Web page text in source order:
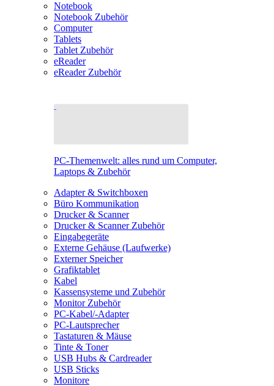
Notebook
Notebook Zubehör
Computer
Tablets
Tablet Zubehör
eReader
eReader Zubehör
PC-Themenwelt: alles rund um Computer,
Laptops & Zubehör
Adapter & Switchboxen
Büro Kommunikation
Drucker & Scanner
Drucker & Scanner Zubehör
Eingabegeräte
Externe Gehäuse (Laufwerke)
Externer Speicher
Grafiktablet
Kabel
Kassensysteme und Zubehör
Monitor Zubehör
PC-Kabel/-Adapter
PC-Lautsprecher
Tastaturen & Mäuse
Tinte & Toner
USB Hubs & Cardreader
USB Sticks
Monitore